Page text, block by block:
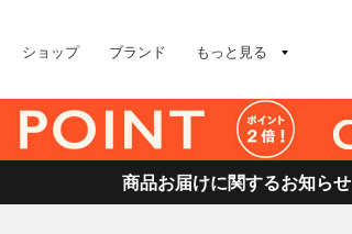
ショップ ブランド もっと見る
商品お届けに関するお知らせ